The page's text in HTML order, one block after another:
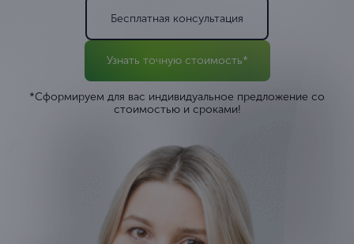
Бесплатная консультация
Узнать точную стоимость*
*Сформируем для вас индивидуальное предложение со
стоимостью и сроками!